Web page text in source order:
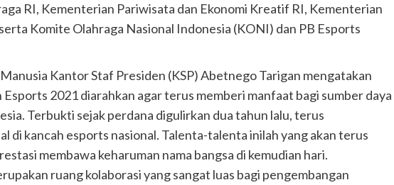
RI, Kementerian Pariwisata dan Ekonomi Kreatif RI, Kementerian
Komite Olahraga Nasional Indonesia (KONI) dan PB Esports
Kantor Staf Presiden (KSP) Abetnego Tarigan mengatakan
2021 diarahkan agar terus memberi manfaat bagi sumber daya
Terbukti sejak perdana digulirkan dua tahun lalu, terus
di kancah esports nasional. Talenta-talenta inilah yang akan terus
membawa keharuman nama bangsa di kemudian hari.
ruang kolaborasi yang sangat luas bagi pengembangan